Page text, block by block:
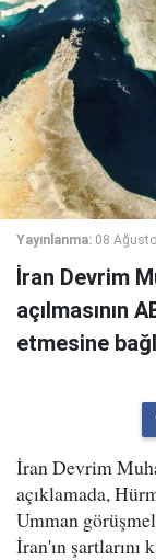
Yayınlanma: 08
İran Devrim
açılmasının
etmesine
İran Devrim
açıklamada,
Umman
İran'ın